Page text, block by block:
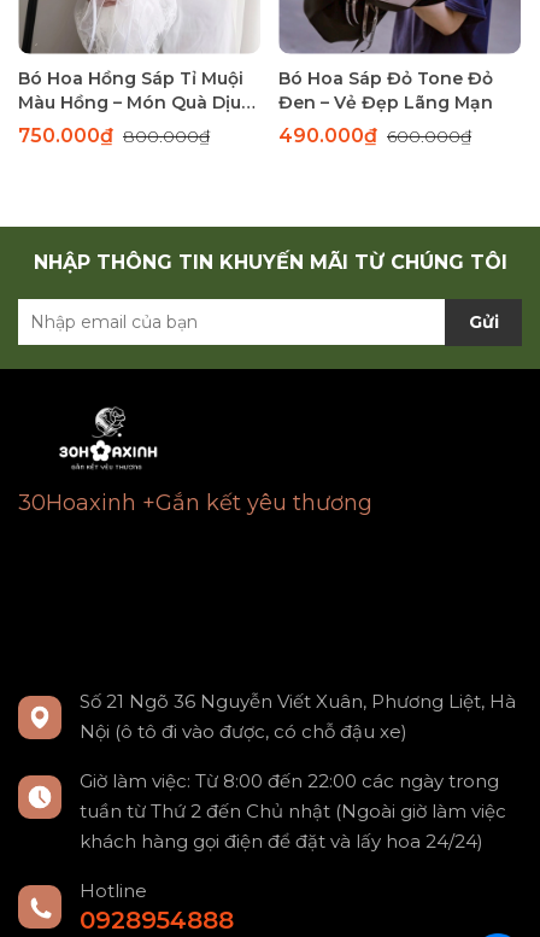
Bó Hoa Hồng Sáp Tỉ Muội
Màu Hồng – Món Quà Dịu
Dàng Thay Lời Yêu Thương
750.000₫ 800.000₫
Bó Hoa Sáp Đỏ Tone Đỏ
Đen – Vẻ Đẹp Lãng Mạn
490.000₫ 600.000₫
NHẬP THÔNG TIN KHUYẾN MÃI TỪ CHÚNG TÔI
Gửi
30Hoaxinh +Gắn kết yêu thương
Số 21 Ngõ 36 Nguyễn Viết Xuân, Phương Liệt, Hà
Nội (ô tô đi vào được, có chỗ đậu xe)
Giờ làm việc: Từ 8:00 đến 22:00 các ngày trong
tuần từ Thứ 2 đến Chủ nhật (Ngoài giờ làm việc
khách hàng gọi điện để đặt và lấy hoa 24/24)
Hotline
0928954888